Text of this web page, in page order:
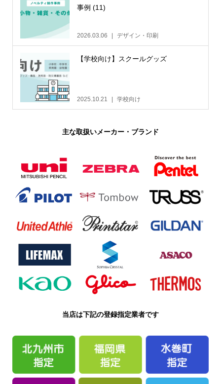
事例 (11)
2026.03.06 デザイン・印刷
【学校向け】スクールグッズ
2025.10.21 学校向け
主な取扱いメーカー・ブランド
当店は下記の登録指定業者です